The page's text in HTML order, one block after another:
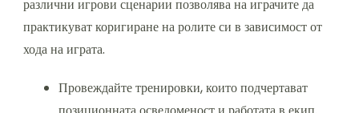
различни игрови сценарии позволява на играчите да
практикуват коригиране на ролите си в зависимост от
хода на играта.
Провеждайте тренировки, които подчертават